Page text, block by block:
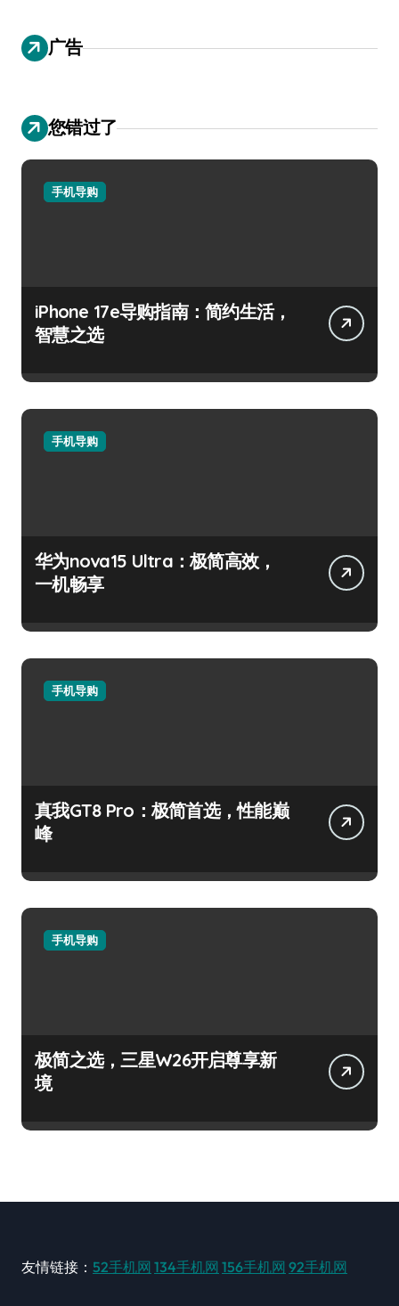
广告
您错过了
手机导购
iPhone 17e导购指南：简约生活，
智慧之选
手机导购
华为nova15 Ultra：极简高效，
一机畅享
手机导购
真我GT8 Pro：极简首选，性能巅
峰
手机导购
极简之选，三星W26开启尊享新
境
友情链接： 52手机网 134手机网 156手机网 92手机网